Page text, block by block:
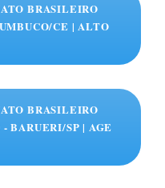
BRASILEIRO
CE | ALTO
BRASILEIRO
BARUERI/SP | AGE